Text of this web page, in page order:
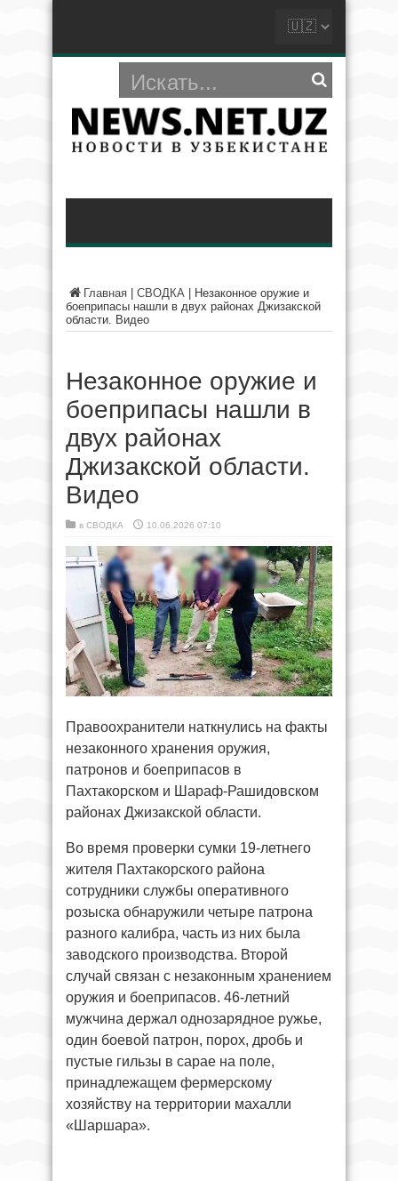
Главная СВОДКА
Незаконное оружие и
боеприпасы нашли в двух районах Джизакской
области. Видео
Незаконное оружие и
боеприпасы нашли в
двух районах
Джизакской области.
Видео
в СВОДКА 10.06.2026 07:10
Правоохранители наткнулись на факты
незаконного хранения оружия,
патронов и боеприпасов в
Пахтакорском и Шараф-Рашидовском
районах Джизакской области.
Во время проверки сумки 19-летнего
жителя Пахтакорского района
сотрудники службы оперативного
розыска обнаружили четыре патрона
разного калибра, часть из них была
заводского производства. Второй
случай связан с незаконным хранением
оружия и боеприпасов. 46-летний
мужчина держал однозарядное ружье,
один боевой патрон, порох, дробь и
пустые гильзы в сарае на поле,
принадлежащем фермерскому
хозяйству на территории махалли
«Шаршара».